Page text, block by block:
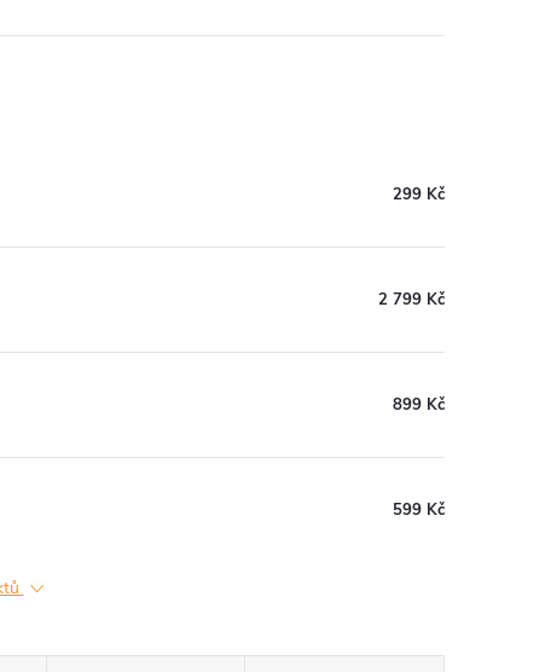
299 Kč
2 799 Kč
899 Kč
599 Kč